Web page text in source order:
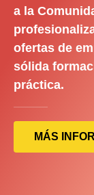
a la
ofertas de
sólida
práctica.
MÁS